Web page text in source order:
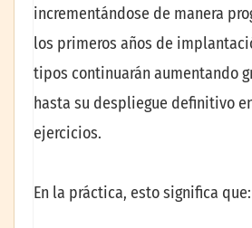
incrementándose de manera
los primeros años de
tipos continuarán aumentando
hasta su despliegue definitivo
ejercicios.
En la práctica, esto significa que: